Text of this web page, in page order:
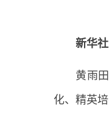
新华
黄雨
化、精英